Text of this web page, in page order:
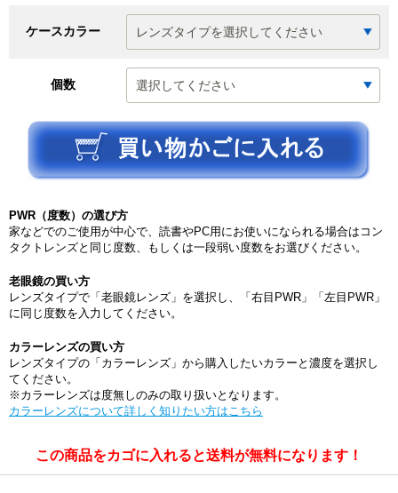
ケースカラー
個数
PWR（度数）の選び方
家などでのご使用が中心で、読書やPC用にお使いになられる場合はコン
タクトレンズと同じ度数、もしくは一段弱い度数をお選びください。
老眼鏡の買い方
レンズタイプで「老眼鏡レンズ」を選択し、「右目PWR」「左目PWR」
に同じ度数を入力してください。
カラーレンズの買い方
レンズタイプの「カラーレンズ」から購入したいカラーと濃度を選択し
てください。
※カラーレンズは度無しのみの取り扱いとなります。
カラーレンズについて詳しく知りたい方はこちら
この商品をカゴに入れると送料が無料になります！